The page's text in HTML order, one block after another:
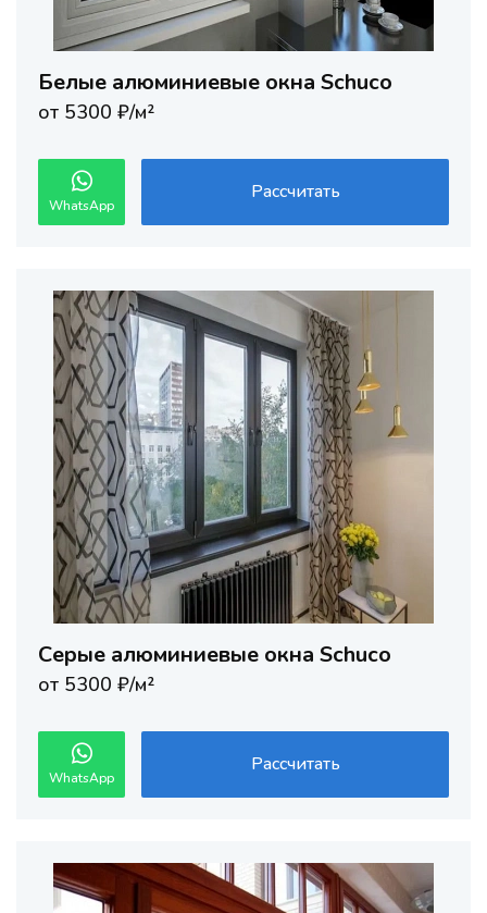
Белые алюминиевые окна Schuco
от 5300 ₽/м²
WhatsApp
Рассчитать
Серые алюминиевые окна Schuco
от 5300 ₽/м²
WhatsApp
Рассчитать